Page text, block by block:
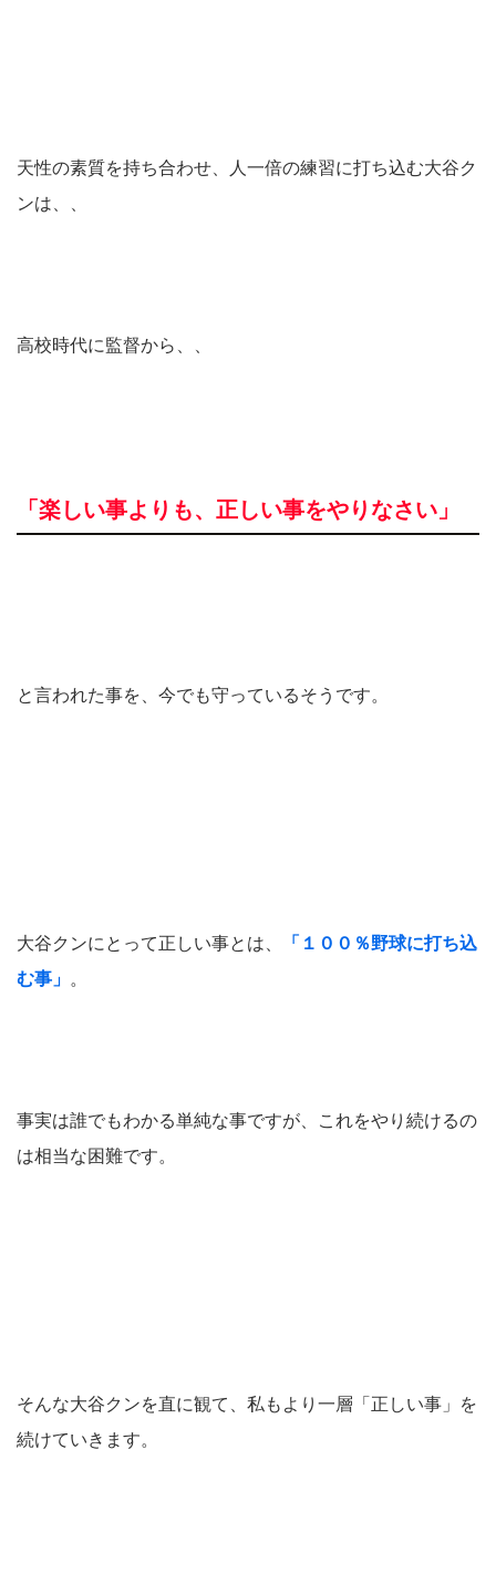
天性の素質を持ち合わせ、人一倍の練習に打ち込む大谷ク
ンは、、
高校時代に監督から、、
「楽しい事よりも、正しい事をやりなさい」
と言われた事を、今でも守っているそうです。
大谷クンにとって正しい事とは、
「１００％野球に打ち込
む事」 。
事実は誰でもわかる単純な事ですが、これをやり続けるの
は相当な困難です。
そんな大谷クンを直に観て、私もより一層「正しい事」を
続けていきます。